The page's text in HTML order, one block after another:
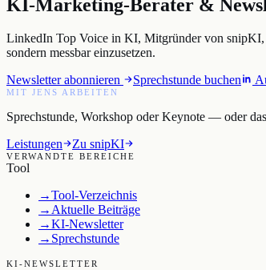
KI-Marketing-Berater &
LinkedIn Top Voice in KI, Mitgründer von snipKI,
sondern messbar einzusetzen.
Newsletter abonnieren
Sprechstunde buchen
MIT JENS ARBEITEN
Sprechstunde, Workshop oder Keynote — oder
Leistungen
Zu snipKI
VERWANDTE BEREICHE
Tool
→Tool-Verzeichnis
→Aktuelle Beiträge
→KI-Newsletter
→ Sprechstunde
KI-NEWSLETTER